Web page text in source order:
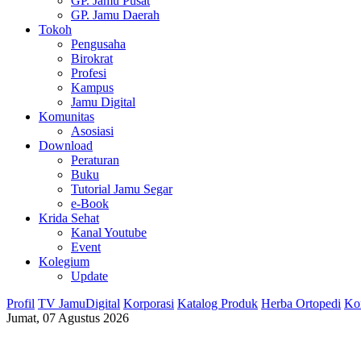
GP. Jamu Daerah
Tokoh
Pengusaha
Birokrat
Profesi
Kampus
Jamu Digital
Komunitas
Asosiasi
Download
Peraturan
Buku
Tutorial Jamu Segar
e-Book
Krida Sehat
Kanal Youtube
Event
Kolegium
Update
Profil TV JamuDigital Korporasi Katalog Produk Herba Ortopedi
Jumat, 07 Agustus 2026